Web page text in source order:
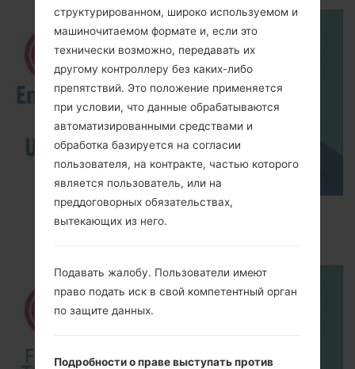
How to Enable Developer Options & USB
структурированном, широко используемом и
машиночитаемом формате и, если это
технически возможно, передавать их
другому контроллеру без каких-либо
препятствий. Это положение применяется
при условии, что данные обрабатываются
автоматизированными средствами и
обработка базируется на согласии
пользователя, на контракте, частью которого
является пользователь, или на
преддоговорных обязательствах,
вытекающих из него.
Подавать жалобу. Пользователи имеют
право подать иск в свой компетентный орган
по защите данных.
Подробности о праве выступать против